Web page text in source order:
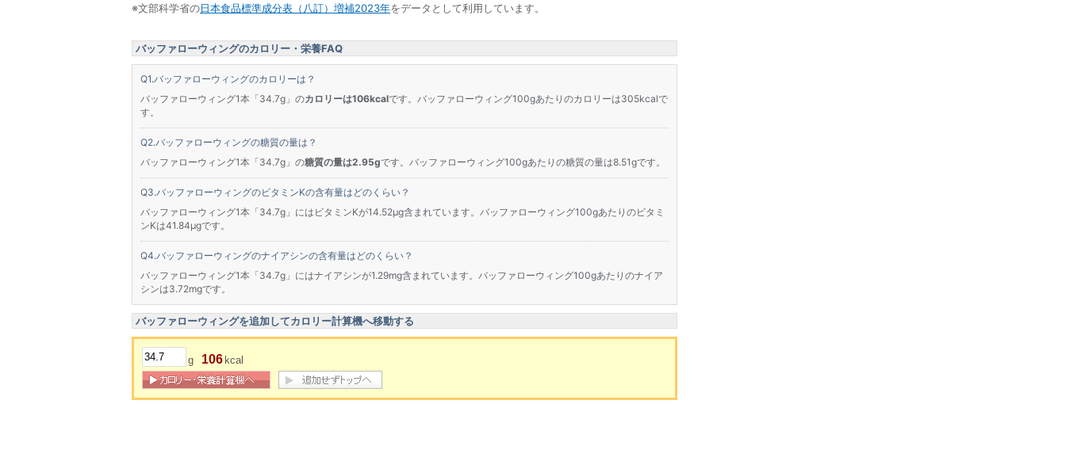
※文部科学省の日本食品標準成分表（八訂）増補2023年をデータとして利用しています。
バッファローウィングのカロリー・栄養FAQ
バッファローウィングのカロリーは？
バッファローウィング1本「34.7g」のカロリーは106kcalです。バッファローウィング100gあたりのカロリーは305kcalで
す。
バッファローウィングの糖質の量は？
バッファローウィング1本「34.7g」の糖質の量は2.95gです。バッファローウィング100gあたりの糖質の量は8.51gです。
バッファローウィングのビタミンKの含有量はどのくらい？
バッファローウィング1本「34.7g」にはビタミンKが14.52μg含まれています。バッファローウィング100gあたりのビタミ
ンKは41.84μgです。
バッファローウィングのナイアシンの含有量はどのくらい？
バッファローウィング1本「34.7g」にはナイアシンが1.29mg含まれています。バッファローウィング100gあたりのナイア
シンは3.72mgです。
バッファローウィングを追加してカロリー計算機へ移動する
g 106 kcal